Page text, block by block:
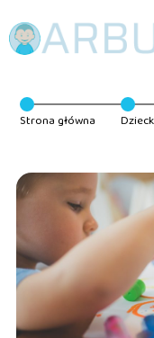
Strona główna